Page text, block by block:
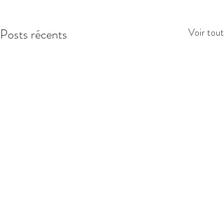
Posts récents Voir tout